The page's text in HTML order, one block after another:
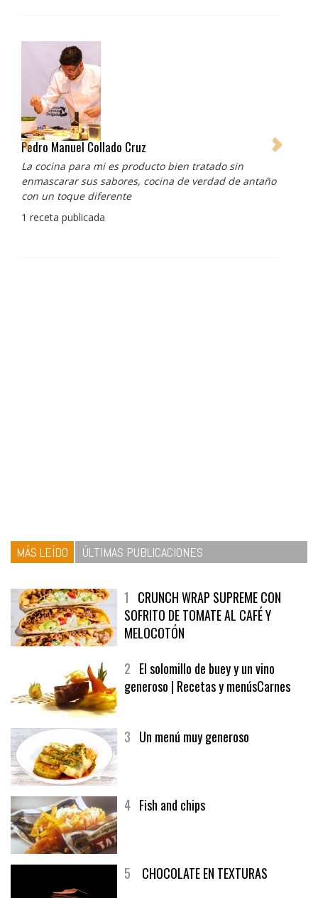
Pedro Manuel Collado Cruz
La cocina para mi es producto bien tratado sin
enmascarar sus sabores, cocina de verdad de antaño
con un toque diferente
1 receta publicada
MÁS LEÍDO ÚLTIMAS PUBLICACIONES
1 CRUNCH WRAP SUPREME CON
SOFRITO DE TOMATE AL CAFÉ Y
MELOCOTÓN
2 El solomillo de buey y un vino
generoso | Recetas y menúsCarnes
3 Un menú muy generoso
4 Fish and chips
5 CHOCOLATE EN TEXTURAS